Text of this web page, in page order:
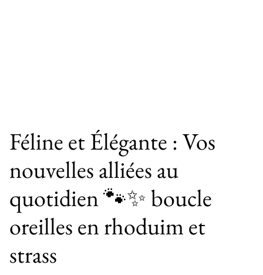
Féline et Élégante : Vos
nouvelles alliées au
quotidien 🐾✨ boucle
oreilles en rhoduim et
strass